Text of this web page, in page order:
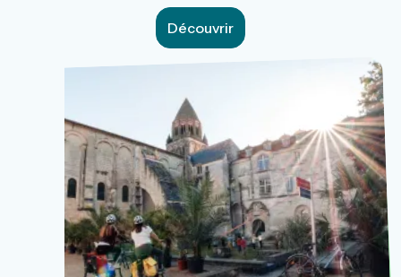
Découvrir